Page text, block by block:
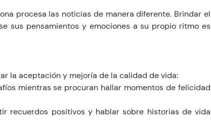
procesa las noticias de manera diferente. Brindar el
sus pensamientos y emociones a su propio ritmo es
la aceptación y mejoría de la calidad de vida:
mientras se procuran hallar momentos de felicidad
recuerdos positivos y hablar sobre historias de vida